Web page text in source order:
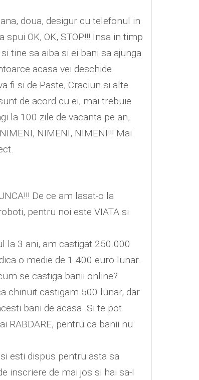
doua, desigur cu telefonul in
OK, OK, STOP!!! Insa in timp
tine sa aiba si ei bani sa ajunga
acasa vei deschide
fi si de Paste, Craciun si alte
de acord cu ei, mai trebuie
la 100 zile de vacanta pe an,
NIMENI, NIMENI!!! Mai
De ce am lasat-o la
pentru noi este VIATA si
la 3 ani, am castigat 250.000
o medie de 1.400 euro lunar.
se castiga banii online?
chinuit castigam 500 lunar, dar
bani de acasa. Si te pot
RABDARE, pentru ca banii nu
si esti dispus pentru asta sa
inscriere de mai jos si hai sa-I